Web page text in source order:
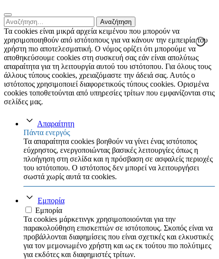
Αναζήτηση
για:
Τα cookies είναι μικρά αρχεία κειμένου που μπορούν να
χρησιμοποιηθούν από ιστότοπους για να κάνουν την εμπειρία του
χρήστη πιο αποτελεσματική. Ο νόμος ορίζει ότι μπορούμε να
αποθηκεύσουμε cookies στη συσκευή σας εάν είναι απολύτως
απαραίτητα για τη λειτουργία αυτού του ιστότοπου. Για όλους τους
άλλους τύπους cookies, χρειαζόμαστε την άδειά σας. Αυτός ο
ιστότοπος χρησιμοποιεί διαφορετικούς τύπους cookies. Ορισμένα
cookies τοποθετούνται από υπηρεσίες τρίτων που εμφανίζονται στις
σελίδες μας.
Απαραίτητη
Πάντα ενεργός
Τα απαραίτητα cookies βοηθούν να γίνει ένας ιστότοπος
εύχρηστος, ενεργοποιώντας βασικές λειτουργίες όπως η
πλοήγηση στη σελίδα και η πρόσβαση σε ασφαλείς περιοχές
του ιστότοπου. Ο ιστότοπος δεν μπορεί να λειτουργήσει
σωστά χωρίς αυτά τα cookies.
Εμπορία
Εμπορία
Τα cookies μάρκετινγκ χρησιμοποιούνται για την
παρακολούθηση επισκεπτών σε ιστότοπους. Σκοπός είναι να
προβάλλονται διαφημίσεις που είναι σχετικές και ελκυστικές
για τον μεμονωμένο χρήστη και ως εκ τούτου πιο πολύτιμες
για εκδότες και διαφημιστές τρίτων.